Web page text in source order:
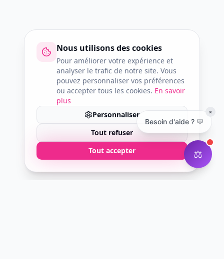
Nous utilisons des cookies
Pour améliorer votre expérience et
analyser le trafic de notre site. Vous
pouvez personnaliser vos préférences
ou accepter tous les cookies. En savoir
plus
Personnaliser
Tout refuser
Tout accepter
Besoin d'aide ? 💬
×
⚖️